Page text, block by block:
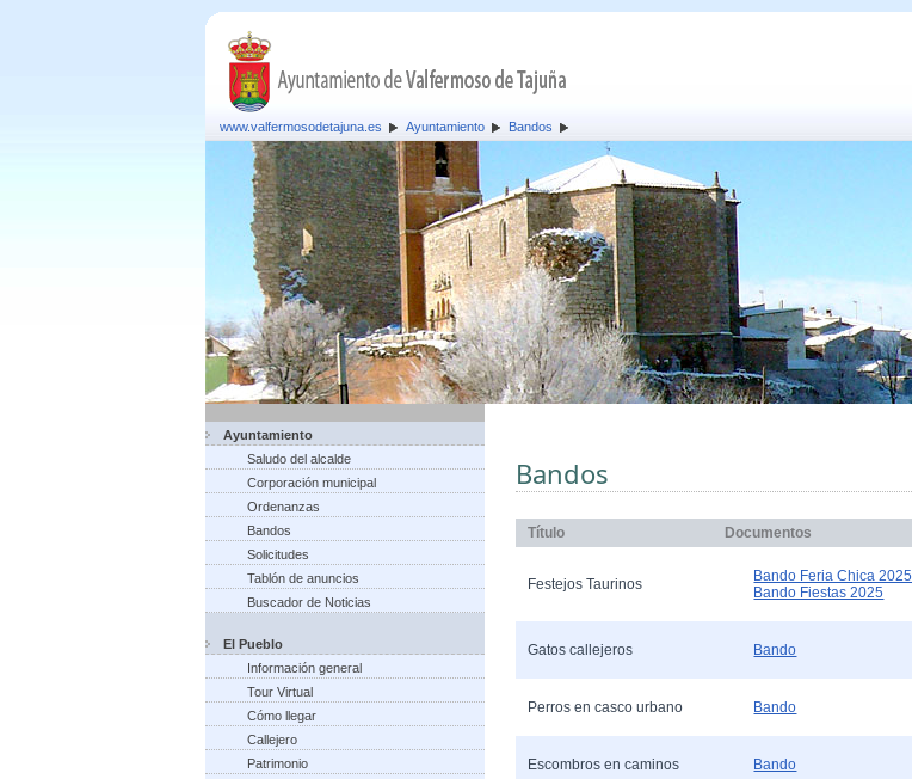
www.valfermosodetajuna.es Ayuntamiento Bandos
Ayuntamiento
Saludo del alcalde
Corporación municipal
Ordenanzas
Bandos
Solicitudes
Tablón de anuncios
Buscador de Noticias
El Pueblo
Información general
Tour Virtual
Cómo llegar
Callejero
Patrimonio
Bandos
Título Documentos
Festejos Taurinos
Bando Feria Chica 2025
Bando Fiestas 2025
Gatos callejeros Bando
Perros en casco urbano Bando
Escombros en caminos Bando